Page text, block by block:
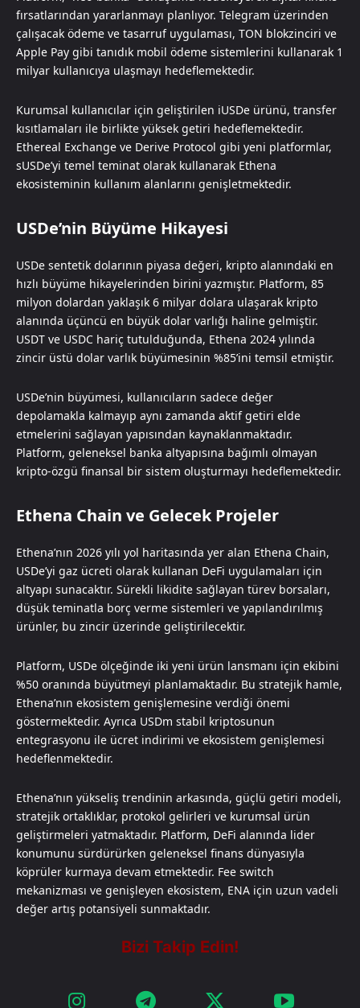
fırsatlarından yararlanmayı planlıyor. Telegram üzerinden
çalışacak ödeme ve tasarruf uygulaması, TON blokzinciri ve
Apple Pay gibi tanıdık mobil ödeme sistemlerini kullanarak 1
milyar kullanıcıya ulaşmayı hedeflemektedir.
Kurumsal kullanıcılar için geliştirilen iUSDe ürünü, transfer
kısıtlamaları ile birlikte yüksek getiri hedeflemektedir.
Ethereal Exchange ve Derive Protocol gibi yeni platformlar,
sUSDe’yi temel teminat olarak kullanarak Ethena
ekosisteminin kullanım alanlarını genişletmektedir.
USDe’nin Büyüme Hikayesi
USDe sentetik dolarının piyasa değeri, kripto alanındaki en
hızlı büyüme hikayelerinden birini yazmıştır. Platform, 85
milyon dolardan yaklaşık 6 milyar dolara ulaşarak kripto
alanında üçüncü en büyük dolar varlığı haline gelmiştir.
USDT ve USDC hariç tutulduğunda, Ethena 2024 yılında
zincir üstü dolar varlık büyümesinin %85’ini temsil etmiştir.
USDe’nin büyümesi, kullanıcıların sadece değer
depolamakla kalmayıp aynı zamanda aktif getiri elde
etmelerini sağlayan yapısından kaynaklanmaktadır.
Platform, geleneksel banka altyapısına bağımlı olmayan
kripto-özgü finansal bir sistem oluşturmayı hedeflemektedir.
Ethena Chain ve Gelecek Projeler
Ethena’nın 2026 yılı yol haritasında yer alan Ethena Chain,
USDe’yi gaz ücreti olarak kullanan DeFi uygulamaları için
altyapı sunacaktır. Sürekli likidite sağlayan türev borsaları,
düşük teminatla borç verme sistemleri ve yapılandırılmış
ürünler, bu zincir üzerinde geliştirilecektir.
Platform, USDe ölçeğinde iki yeni ürün lansmanı için ekibini
%50 oranında büyütmeyi planlamaktadır. Bu stratejik hamle,
Ethena’nın ekosistem genişlemesine verdiği önemi
göstermektedir. Ayrıca USDm stabil kriptosunun
entegrasyonu ile ücret indirimi ve ekosistem genişlemesi
hedeflenmektedir.
Ethena’nın yükseliş trendinin arkasında, güçlü getiri modeli,
stratejik ortaklıklar, protokol gelirleri ve kurumsal ürün
geliştirmeleri yatmaktadır. Platform, DeFi alanında lider
konumunu sürdürürken geleneksel finans dünyasıyla
köprüler kurmaya devam etmektedir. Fee switch
mekanizması ve genişleyen ekosistem, ENA için uzun vadeli
değer artış potansiyeli sunmaktadır.​​​​​​​​​​​​​​​​